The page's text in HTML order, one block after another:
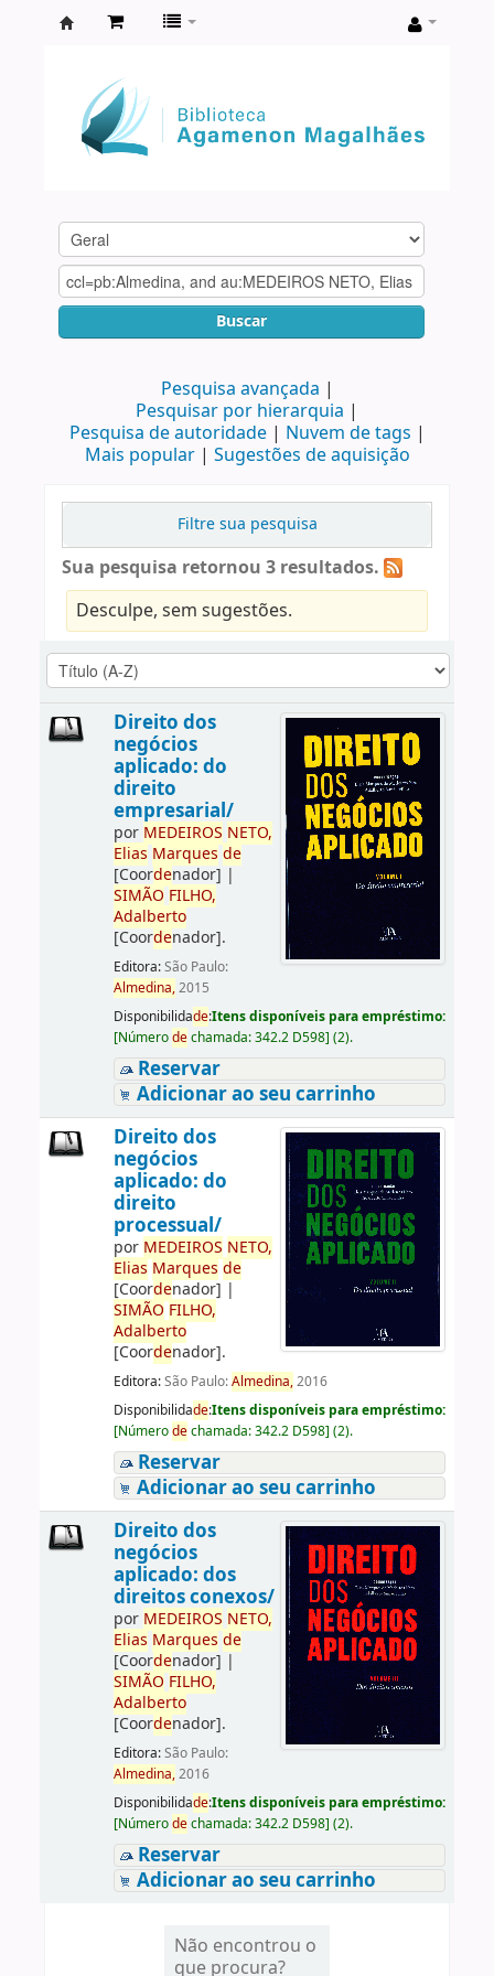
Agamenon
Magalhães
Buscar
Pesquisa avançada
Pesquisar por hierarquia
Pesquisa de autoridade
Nuvem de tags
Mais popular
Sugestões de aquisição
Filtre sua pesquisa
Sua pesquisa retornou 3 resultados.
Desculpe, sem sugestões.
Direito dos
negócios
aplicado: do
direito
empresarial/
por MEDEIROS NETO,
Elias Marques de
[Coordenador] |
SIMÃO FILHO,
Adalberto
[Coordenador].
Editora:São Paulo:
Almedina,2015
Disponibilidade:Itens disponíveis para empréstimo:
[Númerodechamada:342.2 D598] (2).
Reservar
Adicionar ao seu carrinho
Direito dos
negócios
aplicado: do
direito
processual/
por MEDEIROS NETO,
Elias Marques de
[Coordenador] |
SIMÃO FILHO,
Adalberto
[Coordenador].
Editora:São Paulo:Almedina,2016
Disponibilidade:Itens disponíveis para empréstimo:
[Númerodechamada:342.2 D598] (2).
Reservar
Adicionar ao seu carrinho
Direito dos
negócios
aplicado: dos
direitos conexos/
por MEDEIROS NETO,
Elias Marques de
[Coordenador] |
SIMÃO FILHO,
Adalberto
[Coordenador].
Editora:São Paulo:
Almedina,2016
Disponibilidade:Itens disponíveis para empréstimo:
[Númerodechamada:342.2 D598] (2).
Reservar
Adicionar ao seu carrinho
Não encontrou o
que procura?